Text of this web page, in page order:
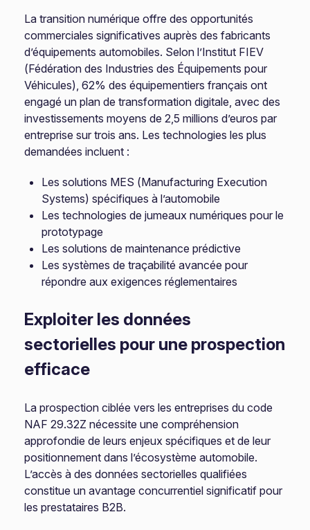
La transition numérique offre des opportunités
commerciales significatives auprès des fabricants
d’équipements automobiles. Selon l’Institut FIEV
(Fédération des Industries des Équipements pour
Véhicules), 62% des équipementiers français ont
engagé un plan de transformation digitale, avec des
investissements moyens de 2,5 millions d’euros par
entreprise sur trois ans. Les technologies les plus
demandées incluent :
Les solutions MES (Manufacturing Execution
Systems) spécifiques à l’automobile
Les technologies de jumeaux numériques pour le
prototypage
Les solutions de maintenance prédictive
Les systèmes de traçabilité avancée pour
répondre aux exigences réglementaires
Exploiter les données
sectorielles pour une prospection
efficace
La prospection ciblée vers les entreprises du code
NAF 29.32Z nécessite une compréhension
approfondie de leurs enjeux spécifiques et de leur
positionnement dans l’écosystème automobile.
L’accès à des données sectorielles qualifiées
constitue un avantage concurrentiel significatif pour
les prestataires B2B.